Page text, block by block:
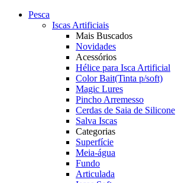
Pesca
Iscas Artificiais
Mais Buscados
Novidades
Acessórios
Hélice para Isca Artificial
Color Bait(Tinta p/soft)
Magic Lures
Pincho Arremesso
Cerdas de Saia de Silicone
Salva Iscas
Categorias
Superfície
Meia-água
Fundo
Articulada